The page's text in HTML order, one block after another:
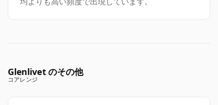
Glenlivet のその他
コアレンジ